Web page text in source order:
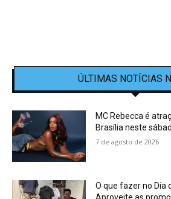
ÚLTIMAS NOTÍCIAS
MC Rebecca é
Brasília neste
7 de agosto de 2026
O que fazer no Dia